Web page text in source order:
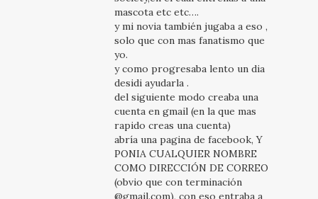
mascota etc etc….
y mi novia también jugaba a eso ,
solo que con mas fanatismo que
yo.
y como progresaba lento un dia
desidi ayudarla .
del siguiente modo creaba una
cuenta en gmail (en la que mas
rapido creas una cuenta)
abría una pagina de facebook, Y
PONIA CUALQUIER NOMBRE
COMO DIRECCIÓN DE CORREO
(obvio que con terminación
@gmail.com), con eso entraba a